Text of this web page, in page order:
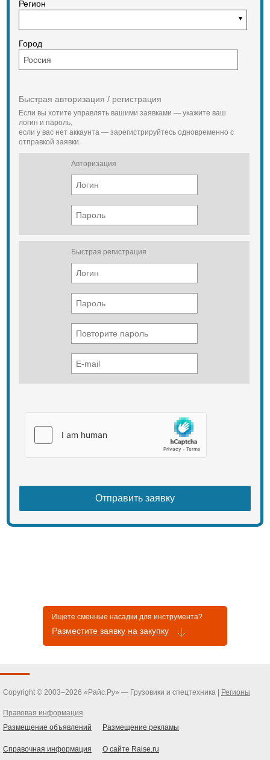
Регион
Город
Быстрая авторизация / регистрация
Если вы хотите управлять вашими заявками — укажите ваш
логин и пароль,
если у вас нет аккаунта — зарегистрируйтесь одновременно с
отправкой заявки.
Авторизация
Быстрая регистрация
Ищете сменные насадки для инструмента?
Разместите заявку на закупку
Copyright © 2003–2026 «Райс.Ру» — Грузовики и спецтехника | Регионы
Правовая информация
Размещение объявлений
Размещение рекламы
Справочная информация О сайте Raise.ru